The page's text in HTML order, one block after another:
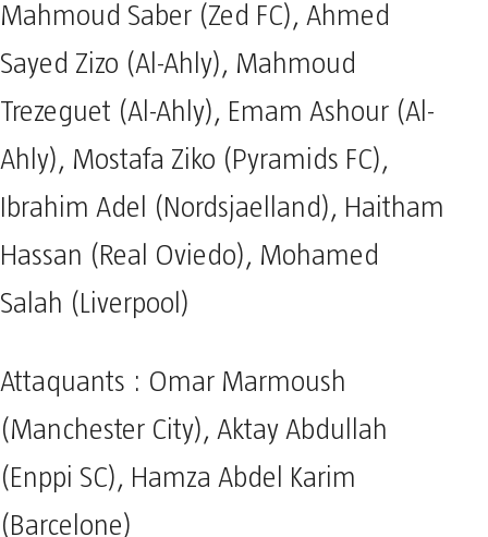
Mahmoud Saber (Zed FC), Ahmed
Sayed Zizo (Al-Ahly), Mahmoud
Trezeguet (Al-Ahly), Emam Ashour (Al-
Ahly), Mostafa Ziko (Pyramids FC),
Ibrahim Adel (Nordsjaelland), Haitham
Hassan (Real Oviedo), Mohamed
Salah (Liverpool)
Attaquants : Omar Marmoush
(Manchester City), Aktay Abdullah
(Enppi SC), Hamza Abdel Karim
(Barcelone)